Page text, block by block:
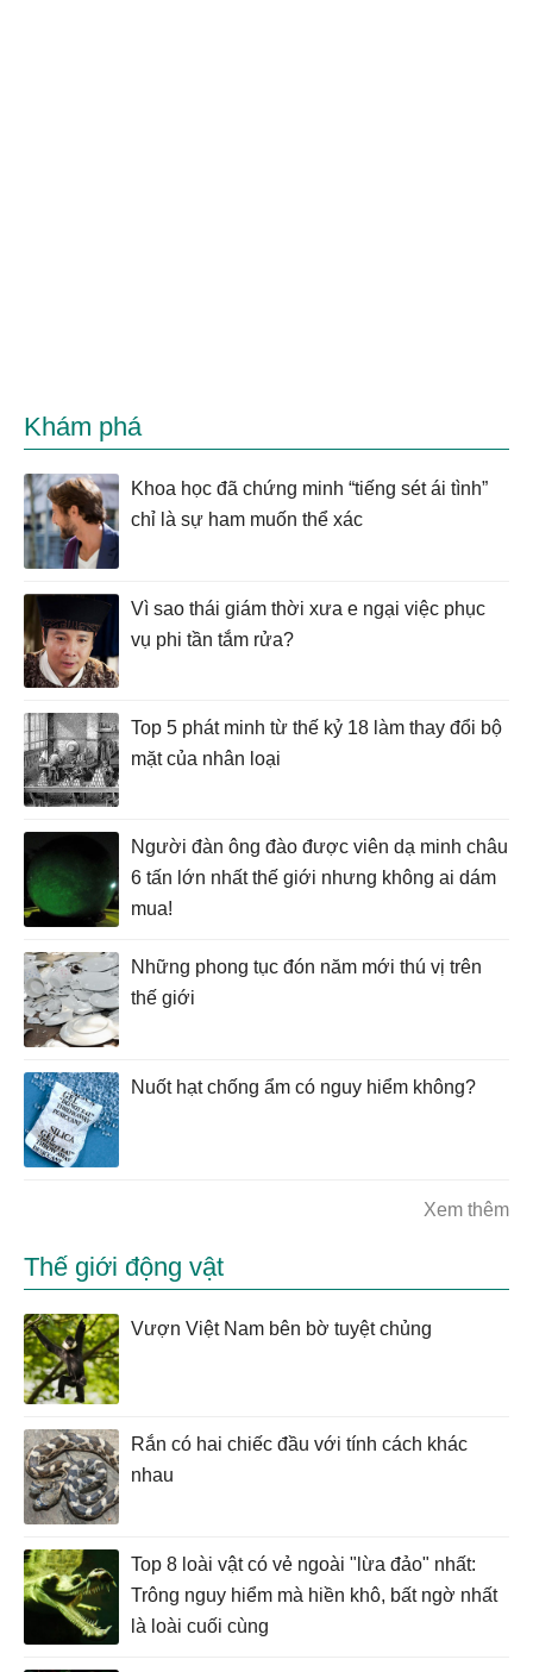
Khám phá
Khoa học đã chứng minh “tiếng sét ái tình”
chỉ là sự ham muốn thể xác
Vì sao thái giám thời xưa e ngại việc phục
vụ phi tần tắm rửa?
Top 5 phát minh từ thế kỷ 18 làm thay đổi bộ
mặt của nhân loại
Người đàn ông đào được viên dạ minh châu
6 tấn lớn nhất thế giới nhưng không ai dám
mua!
Những phong tục đón năm mới thú vị trên
thế giới
Nuốt hạt chống ẩm có nguy hiểm không?
Xem thêm
Thế giới động vật
Vượn Việt Nam bên bờ tuyệt chủng
Rắn có hai chiếc đầu với tính cách khác
nhau
Top 8 loài vật có vẻ ngoài "lừa đảo" nhất:
Trông nguy hiểm mà hiền khô, bất ngờ nhất
là loài cuối cùng